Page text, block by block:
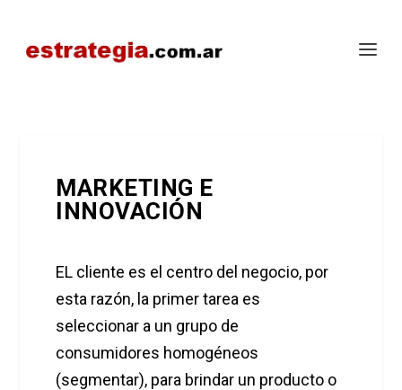
MARKETING E
INNOVACIÓN
EL cliente es el centro del negocio, por
esta razón, la primer tarea es
seleccionar a un grupo de
consumidores homogéneos
(segmentar), para brindar un producto o